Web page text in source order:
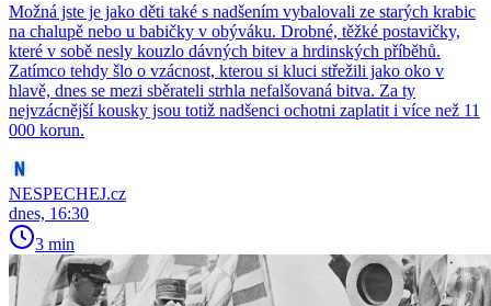
Možná jste je jako děti také s nadšením vybalovali ze starých krabic
na chalupě nebo u babičky v obýváku. Drobné, těžké postavičky,
které v sobě nesly kouzlo dávných bitev a hrdinských příběhů.
Zatímco tehdy šlo o vzácnost, kterou si kluci střežili jako oko v
hlavě, dnes se mezi sběrateli strhla nefalšovaná bitva. Za ty
nejvzácnější kousky jsou totiž nadšenci ochotni zaplatit i více než 11
000 korun.
NESPECHEJ.cz
dnes, 16:30
3 min